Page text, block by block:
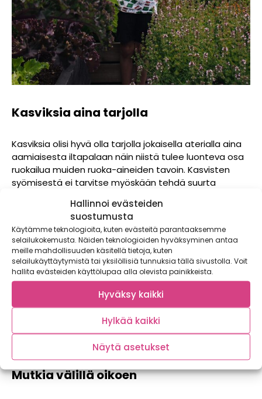
Hallinnoi evästeiden
suostumusta
Käytämme teknologioita, kuten evästeitä parantaaksemme
selailukokemusta. Näiden teknologioiden hyväksyminen antaa
meille mahdollisuuden käsitellä tietoja, kuten
selailukäyttäytymistä tai yksilöllisiä tunnuksia tällä sivustolla. Voit
hallita evästeiden käyttölupaa alla olevista painikkeista.
Hyväksy kaikki
Hylkää kaikki
Näytä asetukset
Kasviksia aina tarjolla
Kasviksia olisi hyvä olla tarjolla jokaisella aterialla aina
aamiaisesta iltapalaan näin niistä tulee luonteva osa
ruokailua muiden ruoka-aineiden tavoin. Kasvisten
syömisestä ei tarvitse myöskään tehdä suurta
kausia, kun kasvikset eivät liike lautaselta suuhun,
vaikka mitä kikkoja kokeilisi.
Lapset mukaan
Lapset innostuvat helposti heille annetuista pienistä
tehtävistä. Huomio lapsen taitotaso ja anna aina kun
mahdollista sopiva tehtävä ruonlaitossa. Se voi olla
esimerkiksi kasvisten huuhtelu tai salaatin repiminen
kulhoon. Kehut ja kiitokset vievät eteenpäin ja
syöminenkin kiinnostaa usein enemmän, kun on ollut
mukana valmistamassa ateriaa.
Mutkia välillä oikoen